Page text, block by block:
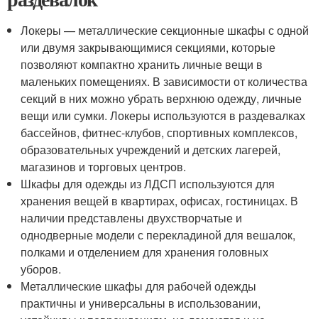
Локеры — металлические секционные шкафы с одной
или двумя закрывающимися секциями, которые
позволяют компактно хранить личные вещи в
маленьких помещениях. В зависимости от количества
секций в них можно убрать верхнюю одежду, личные
вещи или сумки. Локеры используются в раздевалках
бассейнов, фитнес-клубов, спортивных комплексов,
образовательных учреждений и детских лагерей,
магазинов и торговых центров.
Шкафы для одежды из ЛДСП используются для
хранения вещей в квартирах, офисах, гостиницах. В
наличии представлены двухстворчатые и
однодверные модели с перекладиной для вешалок,
полками и отделением для хранения головных
уборов.
Металлические шкафы для рабочей одежды
практичны и универсальны в использовании,